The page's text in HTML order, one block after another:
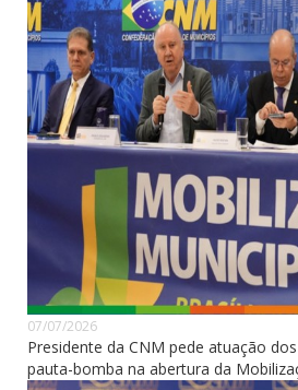
07/07/2026
Presidente da CNM pede atuação
pauta-bomba na abertura da